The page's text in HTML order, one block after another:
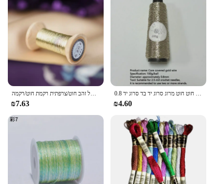
ענבר זהב סדרת של זהב חוט/צרפתית רקמת חוט/רקמה spool/צבעוני זהב רקמת חוט/50 מטר/רול
₪7.63
0.8 מ "מ 100 גרם/רול זהב חוט חוט חוט חוט חוט מרוג סרוג יד בד סרוג יד
₪4.60